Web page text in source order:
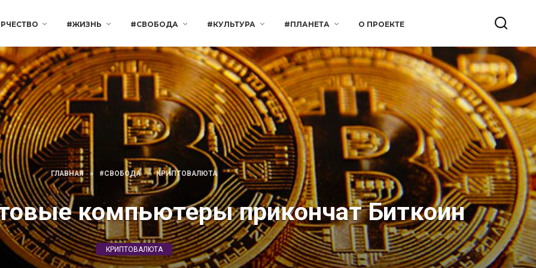
#ЖИЗНЬ #СВОБОДА #КУЛЬТУРА #ПЛАНЕТА О ПРОЕКТЕ
ГЛАВНАЯ » #СВОБОДА » КРИПТОВАЛЮТА
компьютеры прикончат Биткоин
КРИПТОВАЛЮТА